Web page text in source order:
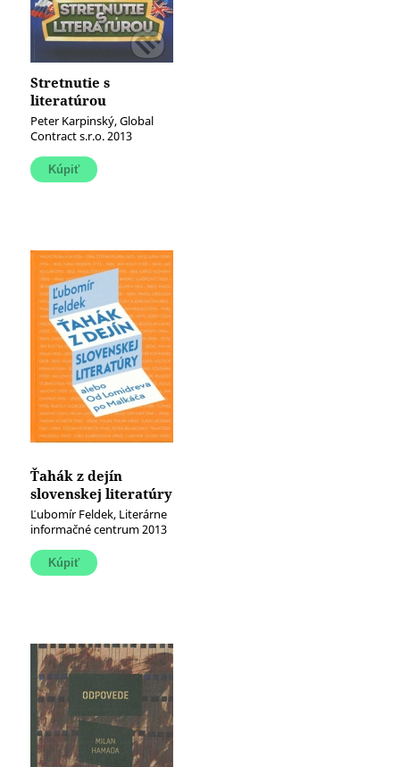
Stretnutie s
literatúrou
(Slovensko-Anglická
učebná pomôcka)
Peter Karpinský, Global
Contract s.r.o. 2013
Ťahák z dejín
slovenskej literatúry
(Alebo od
Lomidreva po
Malkáča)
Ľubomír Feldek, Literárne
informačné centrum 2013